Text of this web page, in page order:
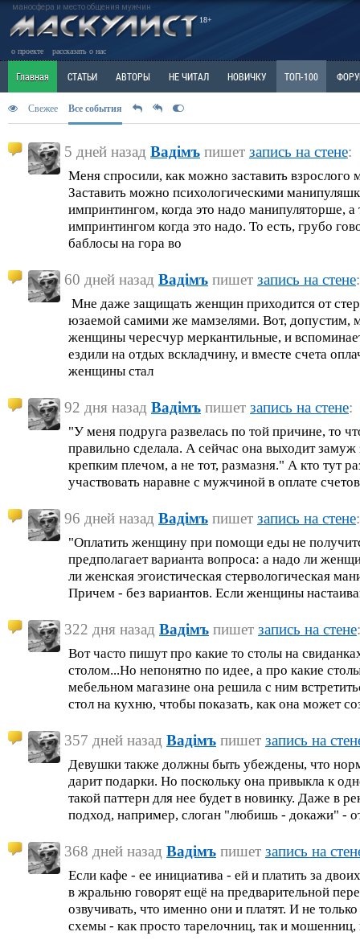
маносфера и место общения мужчин
18+
о проекте рассказать о нас
Главная СТАТЬИ АВТОРЫ НЕ ЧИТАЛ НОВИЧКУ ТОП-100
Ветка: Расстаюсь или Развожусь. САНЧАС
РАЗДЕЛ: Разное
Свежее Все события
5 дней назад Вадiмъ пишет запись на стене:
Меня спросили, как можно заставить взрослого
Заставить можно психологическими
импринтингом, когда это надо манипуляторше,
импринтингом когда это надо. То есть, грубо
баблосы на гора во
60 дней назад Вадiмъ пишет запись на стене:
Мне даже защищать женщин приходится от
юзаемой самими же мамзелями. Вот, допустим,
женщины чересчур меркантильные, и
ездили на отдых вскладчину, и вместе счета
женщины стал
92 дня назад Вадiмъ пишет запись на стене:
"У меня подруга развелась по той причине, то
правильно сделала. А сейчас она выходит замуж
крепким плечом, а не тот, размазня." А кто тут
участвовать наравне с мужчиной в оплате
96 дней назад Вадiмъ пишет запись на стене:
"Оплатить женщину при помощи еды не
предполагает варианта вопроса: а надо ли
ли женская эгоистическая стервологическая
Причем - без вариантов. Если женщины
322 дня назад Вадiмъ пишет запись на стене:
Вот часто пишут про какие то столы на
столом...Но непонятно по идее, а про какие
мебельном магазине она решила с ним
стол на кухню, чтобы показать, как она может
357 дней назад Вадiмъ пишет запись на
Девушки также должны быть убеждены, что
дарит подарки. Но поскольку она привыкла к
такой паттерн для нее будет в новинку. Даже в
подход, например, слоган "любишь - докажи" -
368 дней назад Вадiмъ пишет запись на
Если кафе - ее инициатива - ей и платить за
в жральню говорят ещё на предварительной
озвучивать, что именно они и платят. И не
схемы - как просто тарелочниц, так и мошенниц,